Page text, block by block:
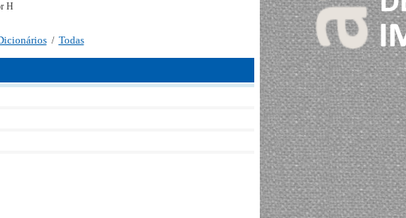
H
/ Todas